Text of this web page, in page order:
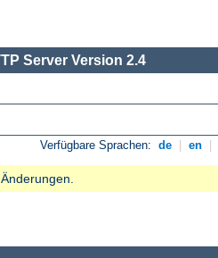
Server Version 2.4
Verfügbare Sprachen: de en